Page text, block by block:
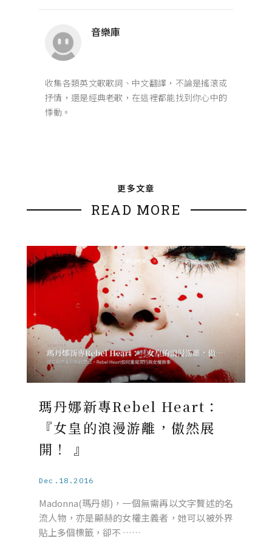
音樂庫
收集各類英文歌歌詞、中文翻譯，不論是搖滾或
抒情，還是經典老歌，在這裡都能找到你心中的
悸動。
更多文章
READ MORE
瑪丹娜新專Rebel Heart：
『女皇的浪漫游離，傲然展
開！ 』
Dec.18.2016
Madonna(瑪丹娜)，一個無需再以文字贅述的名
流人物，亦是顯赫的女權主義者，她可以被外界
貼上多個標籤，卻不 ……